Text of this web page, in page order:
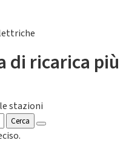
di ricarica più
stazioni
Cerca